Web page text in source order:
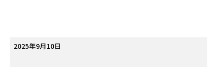
自動車保険
定
2025年9月10日